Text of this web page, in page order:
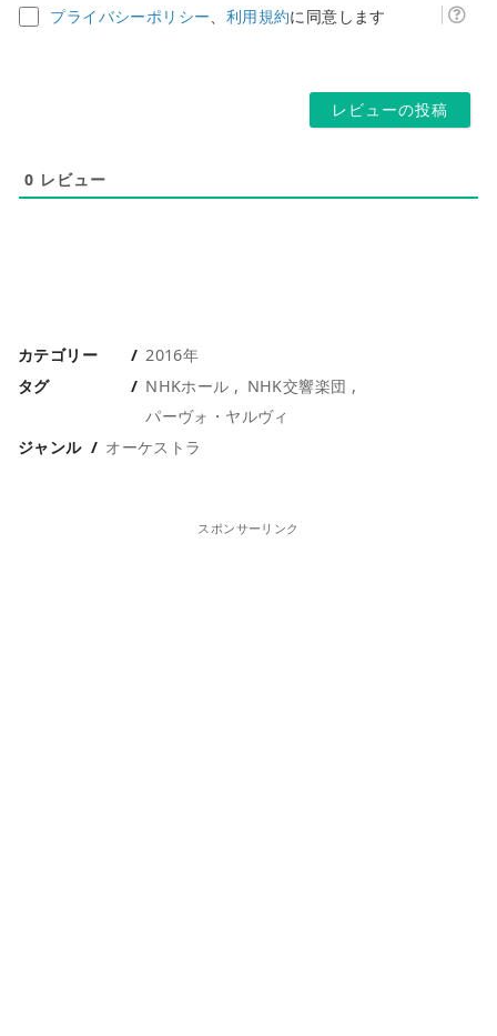
プライバシーポリシー、 利用規約に同意します
0 レビュー
カテゴリー
2016年
タグ
NHKホール
NHK交響楽団
パーヴォ・ヤルヴィ
ジャンル
オーケストラ
スポンサーリンク